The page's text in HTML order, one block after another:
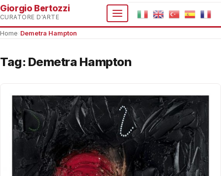
Giorgio Bertozzi
CURATORE D'ARTE
Home Demetra Hampton
Tag: Demetra Hampton